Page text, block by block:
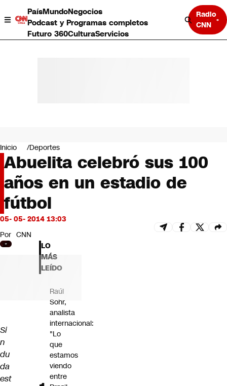
PaísMundoNegocios
Podcast y Programas completos
Futuro 360CulturaServicios
Radio
CNN
Negocios
Deportes
Programas completos
Cultura
Servicios
Bits
CNN tiempo
Futuro 360
Opinión
Inicio Deportes
Abuelita celebró sus 100
años en un estadio de
fútbol
05- 05- 2014 13:03
Por CNN
Si
n
du
da
est
LO
MÁS
LEÍDO
Raúl
Sohr,
analista
internacional:
"Lo
que
estamos
viendo
entre